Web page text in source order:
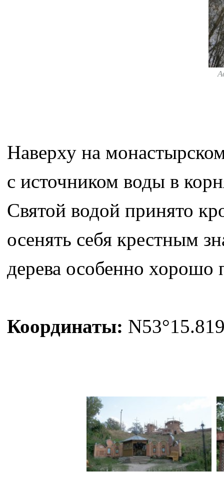
Наверху на
с источником воды в
Святой водой принято
осенять себя крестным
дерева особенно хорошо
Координаты: